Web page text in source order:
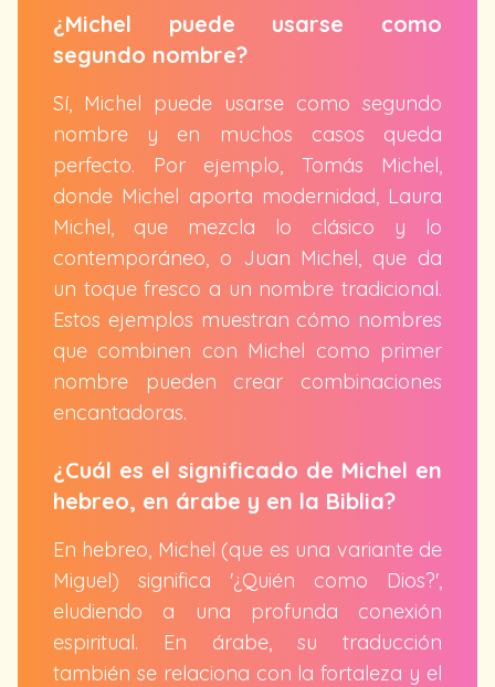
¿Michel puede usarse como
segundo nombre?
Sí, Michel puede usarse como segundo
nombre y en muchos casos queda
perfecto. Por ejemplo, Tomás Michel,
donde Michel aporta modernidad, Laura
Michel, que mezcla lo clásico y lo
contemporáneo, o Juan Michel, que da
un toque fresco a un nombre tradicional.
Estos ejemplos muestran cómo nombres
que combinen con Michel como primer
nombre pueden crear combinaciones
encantadoras.
¿Cuál es el significado de Michel en
hebreo, en árabe y en la Biblia?
En hebreo, Michel (que es una variante de
Miguel) significa '¿Quién como Dios?',
eludiendo a una profunda conexión
espiritual. En árabe, su traducción
también se relaciona con la fortaleza y el